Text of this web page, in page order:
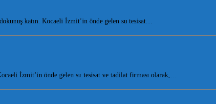
katın. Kocaeli İzmit’in önde gelen su tesisat…
İzmit’in önde gelen su tesisat ve tadilat firması olarak,…